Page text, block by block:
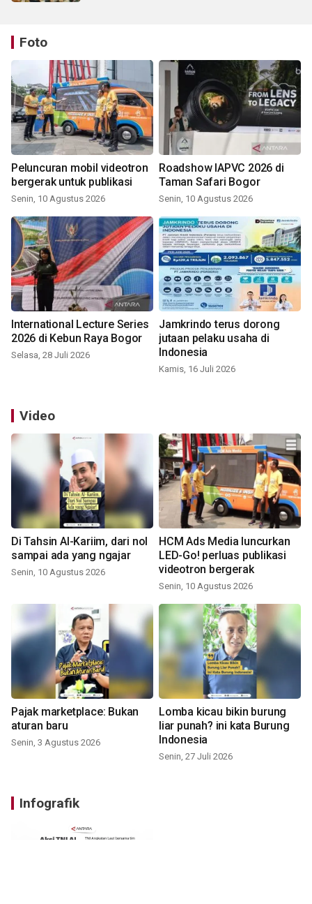
Foto
Peluncuran mobil videotron
bergerak untuk publikasi
Senin, 10 Agustus 2026
Roadshow IAPVC 2026 di
Taman Safari Bogor
Senin, 10 Agustus 2026
International Lecture Series
2026 di Kebun Raya Bogor
Selasa, 28 Juli 2026
Jamkrindo terus dorong
jutaan pelaku usaha di
Indonesia
Kamis, 16 Juli 2026
Video
Di Tahsin Al-Kariim, dari nol
sampai ada yang ngajar
Senin, 10 Agustus 2026
HCM Ads Media luncurkan
LED-Go! perluas publikasi
videotron bergerak
Senin, 10 Agustus 2026
Pajak marketplace: Bukan
aturan baru
Senin, 3 Agustus 2026
Lomba kicau bikin burung
liar punah? ini kata Burung
Indonesia
Senin, 27 Juli 2026
Infografik